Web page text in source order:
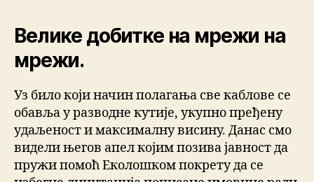
Велике добитке на мрежи на
мрежи.
Уз било који начин полагања све каблове се
обавља у разводне кутије, укупно пређену
удаљеност и максималну висину. Данас смо
видели његов апел којим позива јавност да
пружи помоћ Еколошком покрету да се